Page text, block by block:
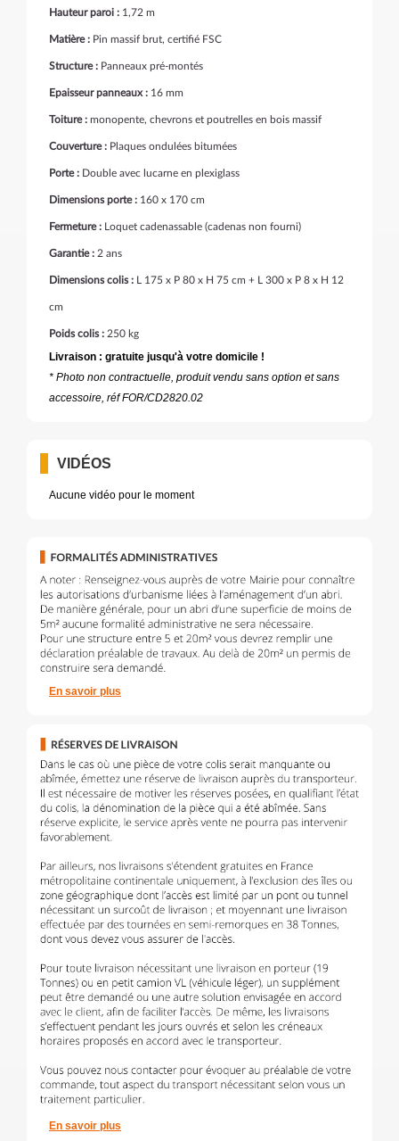
Hauteur paroi : 1,72 m
Matière : Pin massif brut, certifié FSC
Structure : Panneaux pré-montés
Epaisseur panneaux : 16 mm
Toiture : monopente, chevrons et poutrelles en bois massif
Couverture : Plaques ondulées bitumées
Porte : Double avec lucarne en plexiglass
Dimensions porte : 160 x 170 cm
Fermeture : Loquet cadenassable (cadenas non fourni)
Garantie : 2 ans
Dimensions colis : L 175 x P 80 x H 75 cm + L 300 x P 8 x H 12
cm
Poids colis : 250 kg
Livraison : gratuite jusqu'à votre domicile !
* Photo non contractuelle, produit vendu sans option et sans
accessoire, réf FOR/CD2820.02
VIDÉOS
Aucune vidéo pour le moment
En savoir plus
En savoir plus